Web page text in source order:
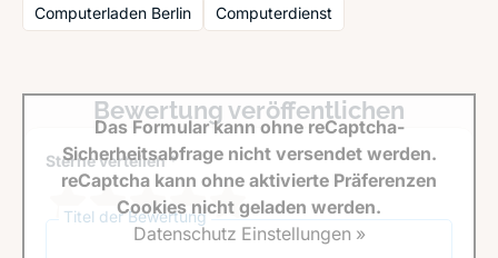
Computerladen Berlin Computerdienst
Bewertung veröffentlichen
Sterne verteilen *
Titel der Bewertung
Das Formular kann ohne reCaptcha-
Sicherheitsabfrage nicht versendet werden.
reCaptcha kann ohne aktivierte Präferenzen
Cookies nicht geladen werden.
Datenschutz Einstellungen »